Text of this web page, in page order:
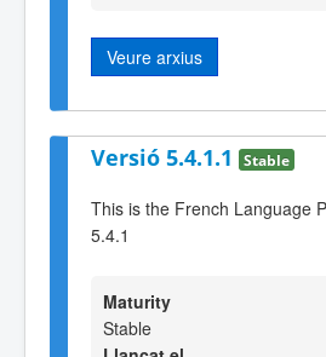
Veure arxius
Versió 5.4.1.1 Stable
This is the French Language
5.4.1
Maturity
Stable